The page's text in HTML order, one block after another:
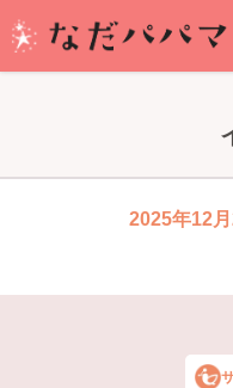
2025年12